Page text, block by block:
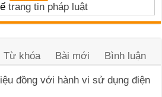
trang tin pháp luật
Từ khóa Bài mới Bình luận
đồng với hành vi sử dụng điện